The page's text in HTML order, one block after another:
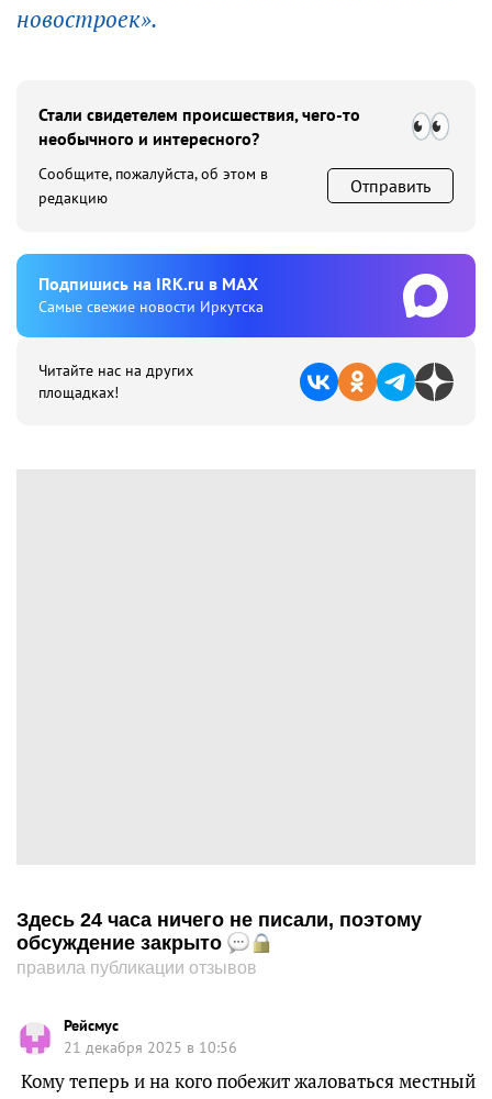
новостроек».
Стали свидетелем происшествия, чего-то
необычного и интересного?
Сообщите, пожалуйста, об этом в
редакцию
Отправить
Подпишиcь на IRK.ru в MAX
Cамые свежие новости Иркутска
Читайте нас на других
площадках!
Здесь 24 часа ничего не писали, поэтому
обсуждение закрыто
правила публикации отзывов
Рейсмус
21 декабря 2025 в 10:56
Кому теперь и на кого побежит жаловаться местный